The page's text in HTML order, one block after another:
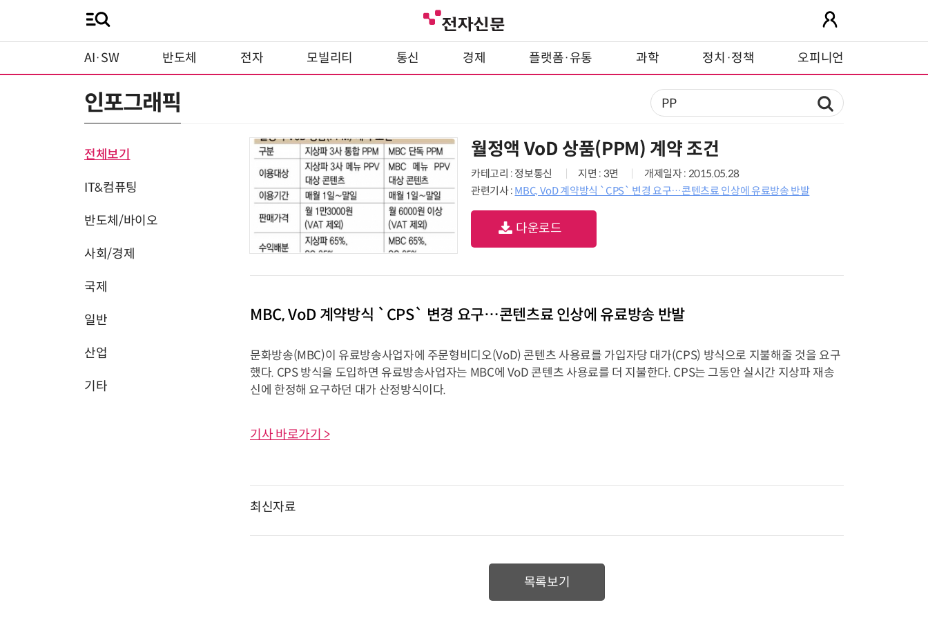
AI·SW 반도체 전자 모빌리티 통신 경제 플랫폼·유통 과학 정치·정책 오피니언
인포그래픽
전체보기
IT&컴퓨팅
반도체/바이오
사회/경제
국제
일반
산업
기타
월정액 VoD 상품(PPM) 계약 조건
카테고리 : 정보통신 지면 : 3면
개제일자 : 2015.05.28
관련기사 : MBC, VoD 계약방식 `CPS` 변경 요구…콘텐츠료 인상에 유료방송 반발
다운로드
MBC, VoD 계약방식 `CPS` 변경 요구…콘텐츠료 인상에 유료방송 반발
문화방송(MBC)이 유료방송사업자에 주문형비디오(VoD) 콘텐츠 사용료를 가입자당 대가(CPS) 방식으로 지불해줄 것을 요구
했다. CPS 방식을 도입하면 유료방송사업자는 MBC에 VoD 콘텐츠 사용료를 더 지불한다. CPS는 그동안 실시간 지상파 재송
신에 한정해 요구하던 대가 산정방식이다.
기사 바로가기 >
최신자료
목록보기